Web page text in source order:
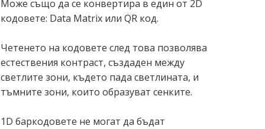
Може също да се конвертира в един от 2D
кодовете: Data Matrix или QR код.
Четенето на кодовете след това позволява
естествения контраст, създаден между
светлите зони, където пада светлината, и
тъмните зони, които образуват сенките.
1D баркодовете не могат да бъдат